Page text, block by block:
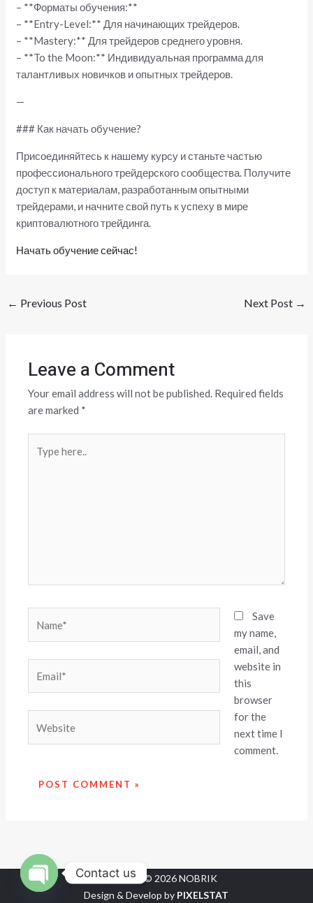
– **Форматы обучения:**
– **Entry-Level:** Для начинающих трейдеров.
– **Mastery:** Для трейдеров среднего уровня.
– **To the Moon:** Индивидуальная программа для
талантливых новичков и опытных трейдеров.
—
### Как начать обучение?
Присоединяйтесь к нашему курсу и станьте частью
профессионального трейдерского сообщества. Получите
доступ к материалам, разработанным опытными
трейдерами, и начните свой путь к успеху в мире
криптовалютного трейдинга.
Начать обучение сейчас!
← Previous Post Next Post →
Leave a Comment
Your email address will not be published. Required fields
are marked *
here..
Save
my name,
email, and
website in
this
browser
for the
next time I
comment.
Copyright © 2026 NOBRIK
Design & Develop by PIXELSTAT
Contact us
OPEN